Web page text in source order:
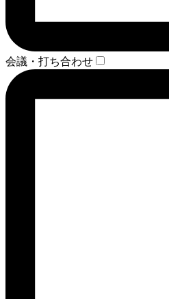
会議・打ち合わせ